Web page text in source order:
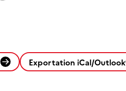
Exportation iCal/Outlook